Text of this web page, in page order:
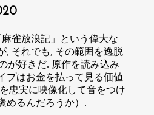
雀放浪記」という偉大な
, それでも, その範囲を逸脱
が好きだ. 原作を読み込み
プはお金を払って見る価値
忠実に映像化して音をつけ
めるんだろうか）.